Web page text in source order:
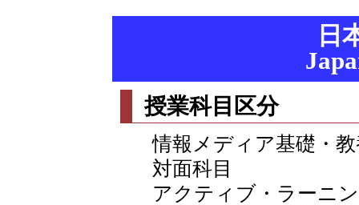
日
授業科目区分
情報メディア基礎・
対面科目
アクティブ・ラーニ